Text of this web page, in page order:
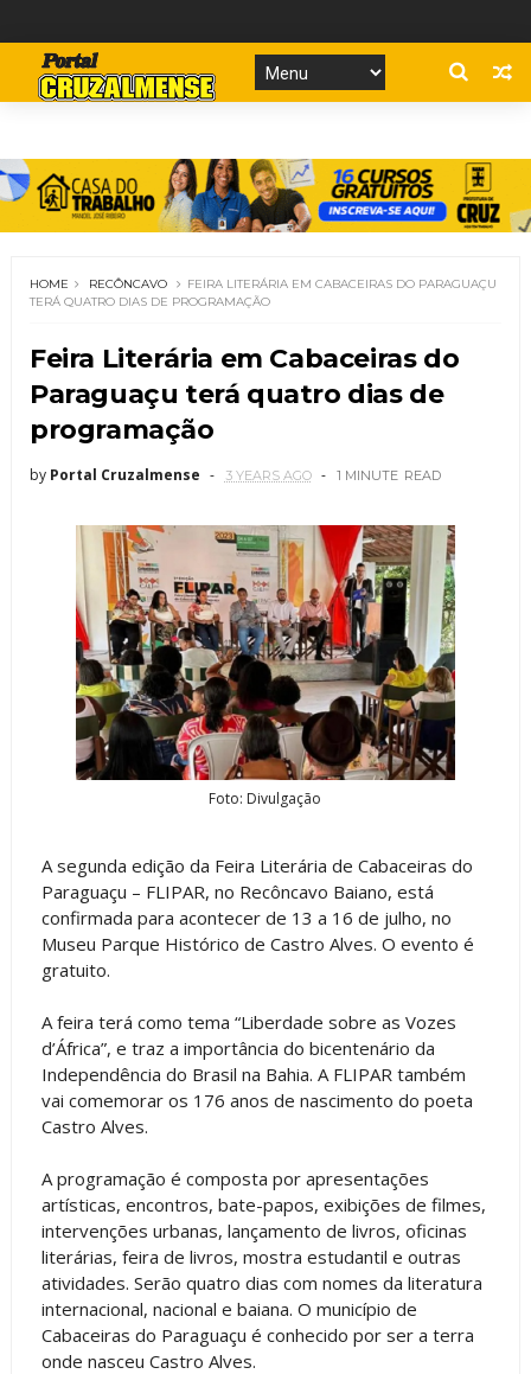
HOME RECÔNCAVO
FEIRA LITERÁRIA EM CABACEIRAS DO PARAGUAÇU
TERÁ QUATRO DIAS DE PROGRAMAÇÃO
Feira Literária em Cabaceiras do
Paraguaçu terá quatro dias de
programação
by Portal Cruzalmense 3 YEARS AGO 1 MINUTE READ
Foto: Divulgação
A segunda edição da Feira Literária de Cabaceiras do
Paraguaçu – FLIPAR, no Recôncavo Baiano, está
confirmada para acontecer de 13 a 16 de julho, no
Museu Parque Histórico de Castro Alves. O evento é
gratuito.
A feira terá como tema “Liberdade sobre as Vozes
d’África”, e traz a importância do bicentenário da
Independência do Brasil na Bahia. A FLIPAR também
vai comemorar os 176 anos de nascimento do poeta
Castro Alves.
A programação é composta por apresentações
artísticas, encontros, bate-papos, exibições de filmes,
intervenções urbanas, lançamento de livros, oficinas
literárias, feira de livros, mostra estudantil e outras
atividades. Serão quatro dias com nomes da literatura
internacional, nacional e baiana. O município de
Cabaceiras do Paraguaçu é conhecido por ser a terra
onde nasceu Castro Alves.